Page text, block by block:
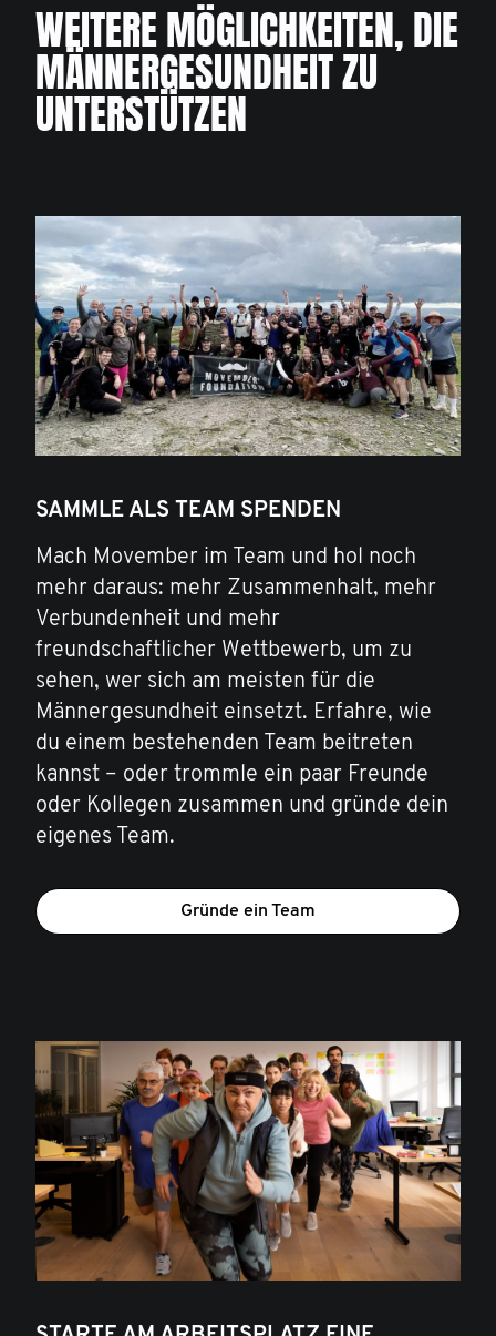
WEITERE MÖGLICHKEITEN, DIE
MÄNNERGESUNDHEIT ZU
UNTERSTÜTZEN
SAMMLE ALS TEAM SPENDEN
Mach Movember im Team und hol noch
mehr daraus: mehr Zusammenhalt, mehr
Verbundenheit und mehr
freundschaftlicher Wettbewerb, um zu
sehen, wer sich am meisten für die
Männergesundheit einsetzt. Erfahre, wie
du einem bestehenden Team beitreten
kannst – oder trommle ein paar Freunde
oder Kollegen zusammen und gründe dein
eigenes Team.
Gründe ein Team